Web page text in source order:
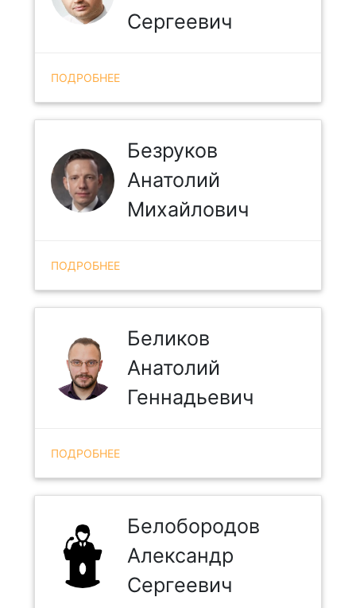
Сергеевич
ПОДРОБНЕЕ
Безруков
Анатолий
Михайлович
ПОДРОБНЕЕ
Беликов
Анатолий
Геннадьевич
ПОДРОБНЕЕ
Белобородов
Александр
Сергеевич